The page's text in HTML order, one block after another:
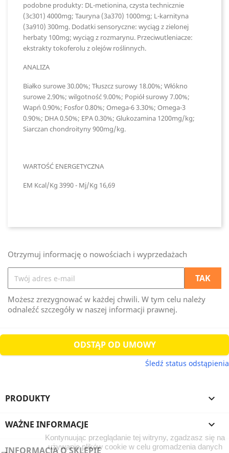
podobne produkty: DL-metionina, czysta technicznie
(3c301) 4000mg; Tauryna (3a370) 1000mg; L-karnityna
(3a910) 300mg. Dodatki sensoryczne: wyciąg z zielonej
herbaty 100mg; wyciąg z rozmarynu. Przeciwutleniacze:
ekstrakty tokoferolu z olejów roślinnych.
ANALIZA
Białko surowe 30.00%; Tłuszcz surowy 18.00%; Włókno
surowe 2.90%; wilgotność 9.00%; Popiół surowy 7.00%;
Wapń 0.90%; Fosfor 0.80%; Omega-6 3.30%; Omega-3
0.90%; DHA 0.50%; EPA 0.30%; Glukozamina 1200mg/kg;
Siarczan chondroityny 900mg/kg.
WARTOŚĆ ENERGETYCZNA
EM Kcal/Kg 3990 - Mj/Kg 16,69
Otrzymuj informację o nowościach i wyprzedażach
Możesz zrezygnować w każdej chwili. W tym celu należy
odnaleźć szczegóły w naszej informacji prawnej.
ODSTĄP OD UMOWY
Śledź status odstąpienia
PRODUKTY 
WAŻNE INFORMACJE 
INFORMACJA O SKLEPIE
Kontynuując przeglądanie tej witryny, zgadzasz się na
używanie plików cookie w celu gromadzenia danych